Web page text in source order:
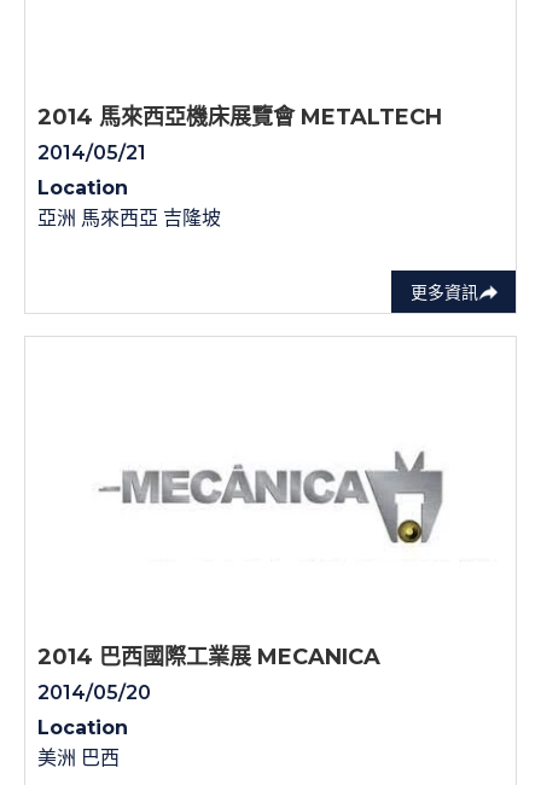
更多資訊
2014 馬來西亞機床展覽會 METALTECH
2014/05/21
Location
亞洲 馬來西亞 吉隆坡
2014 巴西國際工業展 MECANICA
2014/05/20
Location
美洲 巴西